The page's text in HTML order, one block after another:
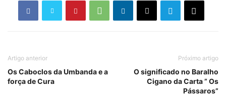
Artigo anterior
Os Caboclos da Umbanda e a
força de Cura
Próximo artigo
O significado no Baralho
Cigano da Carta ” Os
Pássaros”